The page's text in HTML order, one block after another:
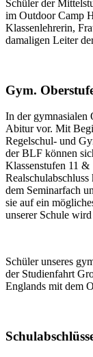
Schüler der
im Outdoor Camp
Klassenlehrerin,
damaligen Leiter
Gym.
In der gymnasialen
Abitur vor. Mit
Regelschul- und
der BLF können
Klassenstufen 11 &
dem Seminarfach
sie auf ein
unserer Schule
Schüler unseres
der Studienfahrt
Englands mit dem